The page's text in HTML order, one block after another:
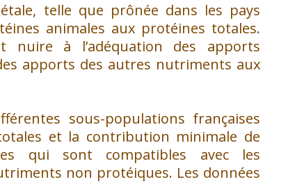
telle que prônée dans les pays
animales aux protéines totales.
nuire à l’adéquation des apports
apports des autres nutriments aux
sous-populations françaises
et la contribution minimale de
qui sont compatibles avec les
non protéiques. Les données